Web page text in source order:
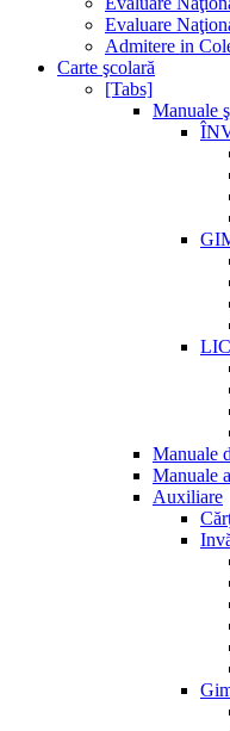
Evaluare
Admitere in
Carte şcolară
[Tabs]
Manuale
Manuale
Manuale
Auxiliare